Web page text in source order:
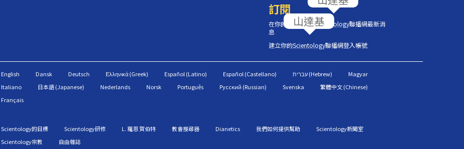
訂閱
在你的收件匣獲取Scientology聯播網最新消
息
建立你的Scientology聯播網登入帳號
English Dansk Deutsch Ελληνικά (Greek) Español (Latino) Español (Castellano)
Magyar
Italiano
日本語 (Japanese) Nederlands Norsk Português Русский (Russian) Svenska
繁體中文 (Chinese)
Français
Scientology的目標 Scientology研修 L. 羅恩 賀伯特 教會搜尋器 Dianetics 我們如何提供幫助
Scientology新聞室
Scientology宗教
自由雜誌